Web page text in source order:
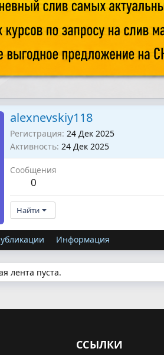
alexnevskiy118
Регистрация 24 Дек 2025
Активность 24 Дек 2025
Сообщения
0
Найти
Информация
лента пуста.
ССЫЛКИ